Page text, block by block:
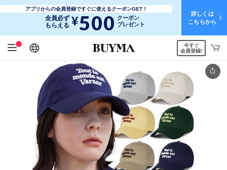
アプリからの会員登録ですぐに使えるクーポンGET！
全員必ず
もらえる ¥500 クーポン
プレゼント
詳しくは
こちらから
日本語
English
简体中文
繁體中文
今すぐ
会員登録!